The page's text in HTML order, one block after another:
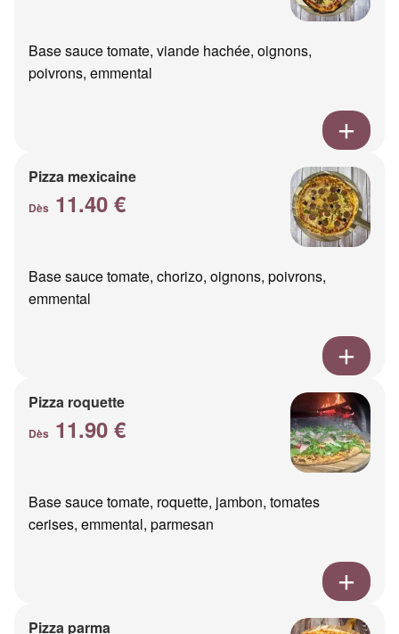
Base sauce tomate, viande hachée, oignons,
poivrons, emmental
Pizza mexicaine
Dès 11.40 €
Base sauce tomate, chorizo, oignons, poivrons,
emmental
Pizza roquette
Dès 11.90 €
Base sauce tomate, roquette, jambon, tomates
cerises, emmental, parmesan
Pizza parma